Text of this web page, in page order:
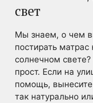
свет
Мы знаем, о чем
постирать
солнечном
прост. Если на
помощь,
так натурально